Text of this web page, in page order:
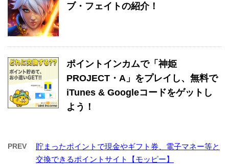
ブ・フェイトの紹介！
ポイントインカムで「神姫
PROJECT・A」をプレイし、無料で
iTunes & Googleコードをゲットし
よう！
PREV
貯まったポイントで現金やギフト券、電子マネー等と
交換できるポイントサイト【モッピー】